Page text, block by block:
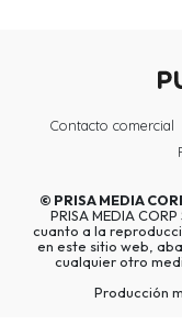
Contacto comercial
© PRISA MEDIA
PRISA MEDIA
cuanto a la
en este sitio web,
cualquier otro
Producción